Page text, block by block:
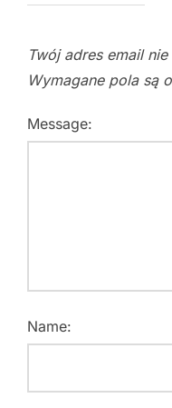
Twój adres email
Wymagane pola są
Message:
Name: